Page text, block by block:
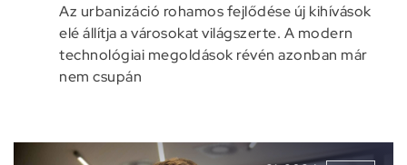
Az urbanizáció rohamos fejlődése új kihívások
elé állítja a városokat világszerte. A modern
technológiai megoldások révén azonban már
nem csupán